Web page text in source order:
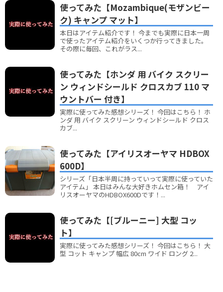
使ってみた【Mozambique(モザンビー
ク) キャンプ マット】
本日はアイテム紹介です！ 今までも実際に日本一周
で使ったアイテム紹介をいくつか行ってきました。
その際に毎回、これがラス...
使ってみた【ホンダ 用 バイク スクリー
ン ウィンドシールド クロスカブ 110 マ
ウントバー 付き】
実際に使ってみた感想シリーズ！ 今回はこちら！ ホ
ンダ 用 バイク スクリーン ウィンドシールド クロス
カブ...
使ってみた【アイリスオーヤマ HDBOX
600D】
シリーズ「日本半周に持っていって実際に使っていた
アイテム」 本日はみんな大好きホムセン箱！ アイ
リスオーヤマのHDBOX600Dです！...
使ってみた【[ブルーニー] 大型 コッ
ト】
実際に使ってみた感想シリーズ！ 今回はこちら！ 大
型 コット キャンプ 幅広 80cm ワイド ロング 2...